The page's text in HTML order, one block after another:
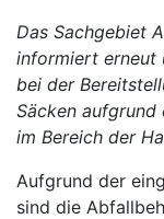
Das Sachgebiet
informiert erneut
bei der
Säcken aufgrund
im Bereich der
Aufgrund der
sind die